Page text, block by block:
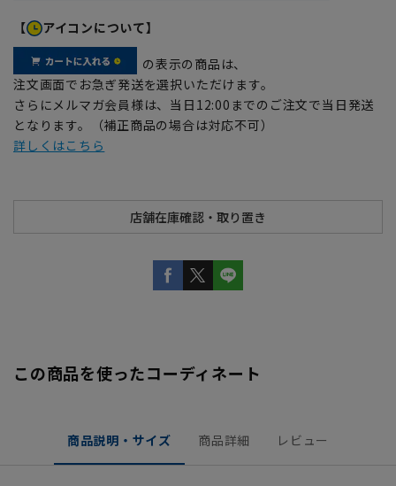
【 アイコンについて】
の表示の商品は、
注文画面でお急ぎ発送を選択いただけます。
さらにメルマガ会員様は、当日12:00までのご注文で当日発送
となります。（補正商品の場合は対応不可）
詳しくはこちら
この商品を使ったコーディネート
商品説明・サイズ 商品詳細 レビュー